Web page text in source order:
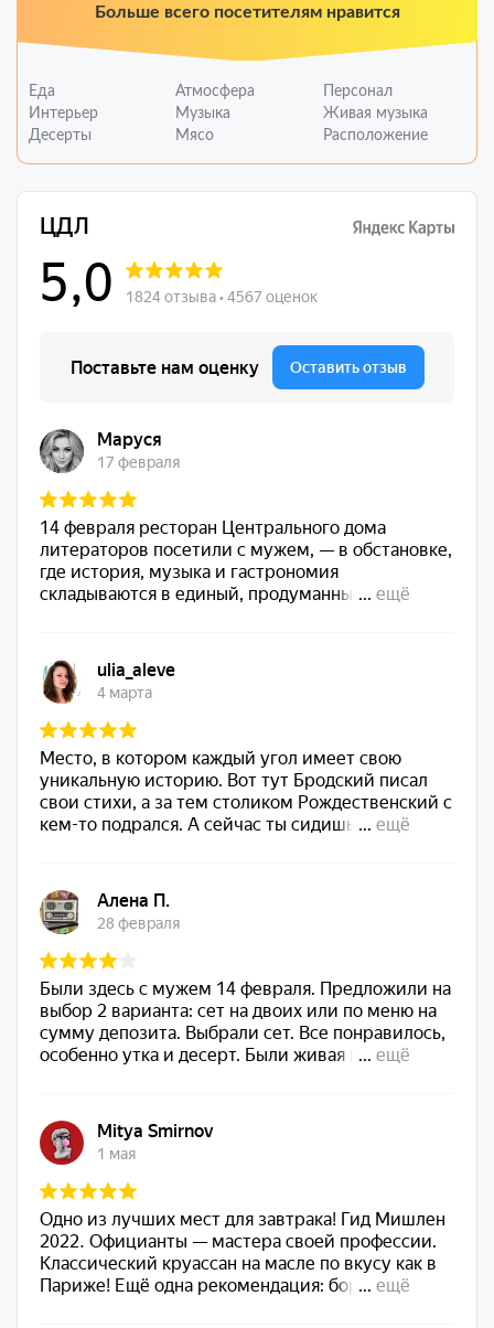
Больше всего посетителям нравится
Еда Атмосфера
Персонал
Интерьер
Музыка
Живая музыка
Десерты
Мясо Расположение